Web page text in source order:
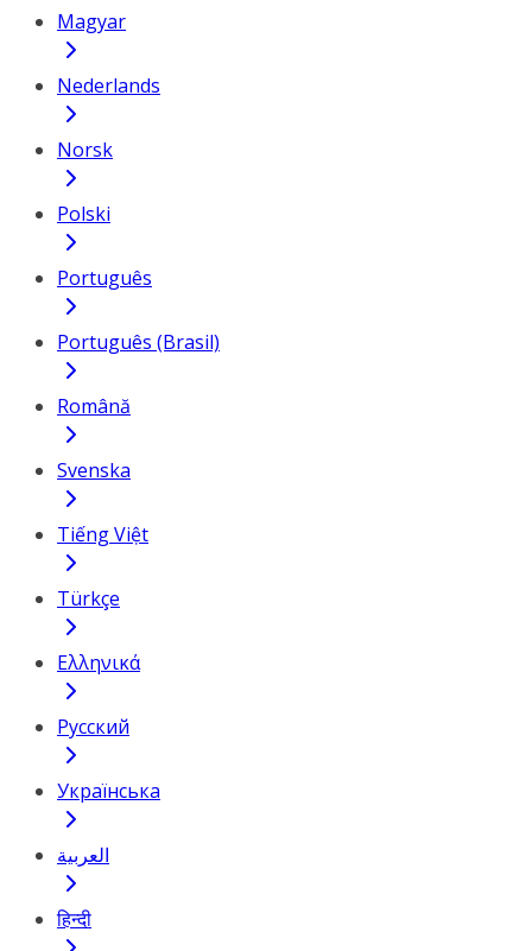
Magyar
Nederlands
Norsk
Polski
Português
Português (Brasil)
Română
Svenska
Tiếng Việt
Türkçe
Ελληνικά
Русский
Українська
العربية
हिन्दी